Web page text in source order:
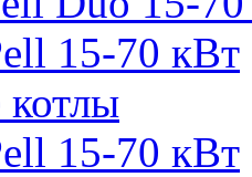
15-70 кВт
15-70 кВт